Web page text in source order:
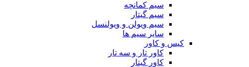
سیم کمانچه
سیم گیتار
سیم ویولن و ویولنسل
سایر سیم ها
کیس و کاور
کاور تار و سه تار
کاور گیتار